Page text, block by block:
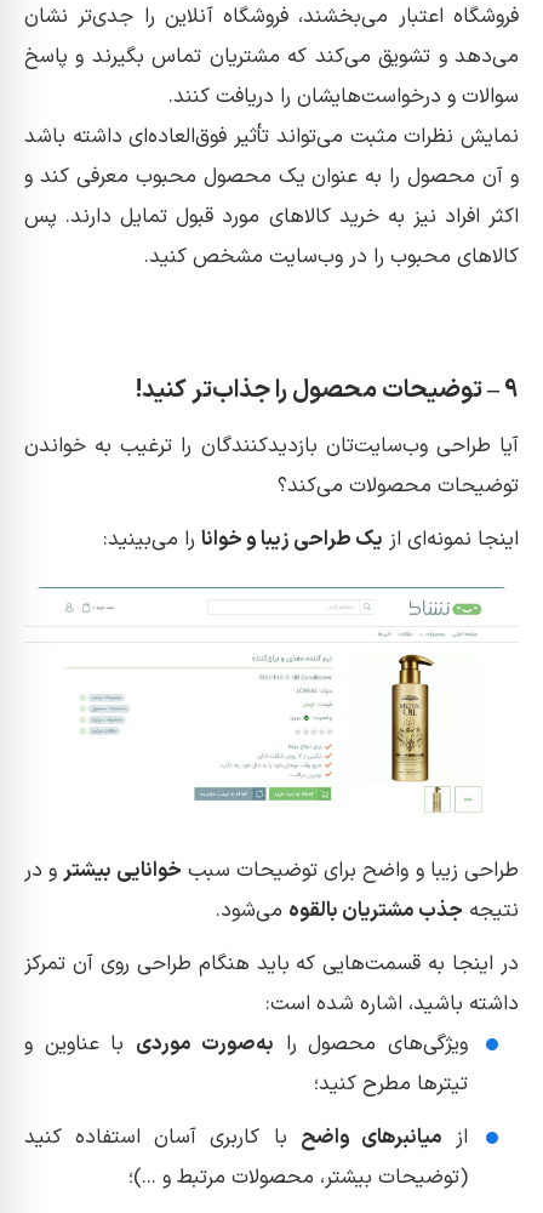
فروشگاه اعتبار می‌بخشند، فروشگاه آنلاین را جدی‌تر نشان
می‌دهد و تشویق می‌کند که مشتریان تماس بگیرند و پاسخ
سوالات و درخواست‌هایشان را دریافت کنند.
نمایش نظرات مثبت می‌تواند تأثیر فوق‌العاده‌ای داشته باشد
و آن محصول را به عنوان یک محصول محبوب معرفی کند و
اکثر افراد نیز به خرید کالاهای مورد قبول تمایل دارند. پس
کالاهای محبوب را در وب‌سایت مشخص کنید.
9 – توضیحات محصول را جذاب‌تر کنید!
آیا طراحی وب‌سایت‌تان بازدیدکنندگان را ترغیب به خواندن
توضیحات محصولات می‌کند؟
اینجا نمونه‌ای از یک طراحی زیبا و خوانا را می‌بینید:
طراحی زیبا و واضح برای توضیحات سبب خوانایی بیشتر و در
نتیجه جذب مشتریان بالقوه می‌شود.
در اینجا به قسمت‌هایی که باید هنگام طراحی روی آن تمرکز
داشته باشید، اشاره شده است:
ویژگی‌های محصول را به‌صورت موردی با عناوین و
تیترها مطرح کنید؛
از میانبر‌های واضح با کاربری آسان استفاده کنید
(توضیحات بیشتر، محصولات مرتبط و ...)؛